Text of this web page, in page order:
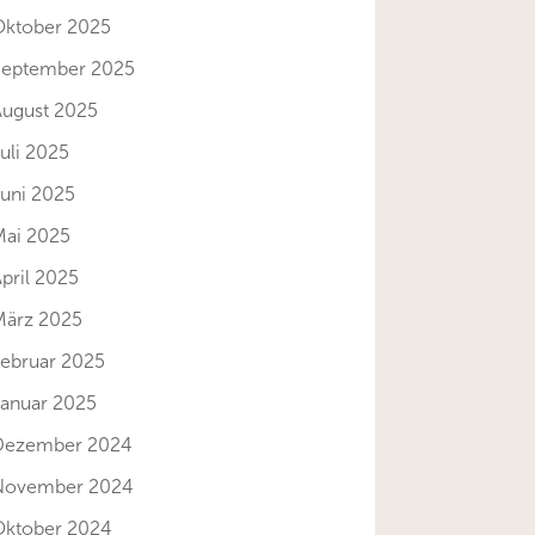
2025
2025
2025
2025
2025
2025
2025
2025
2025
2025
2024
2024
2024